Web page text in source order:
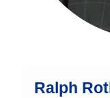
Ralph